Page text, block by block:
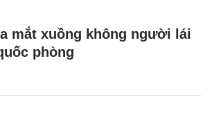
mắt xuồng không người lái
phòng